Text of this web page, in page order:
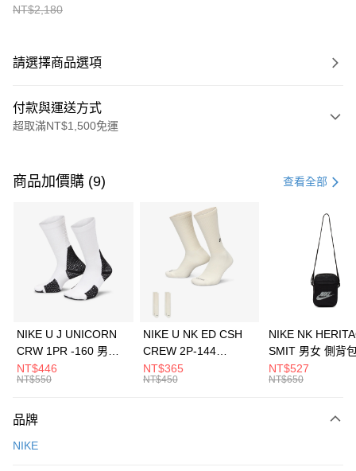
NT$2,180
請選擇商品選項
付款與運送方式
超取滿NT$1,500免運
信用卡一次付款
3 期 0 利率 每期 21家銀行
合作金庫商業銀行
第一商業銀行
華南商業銀行
彰化商業銀行
上海商業儲蓄銀行
元大商業銀行
台灣樂天信用卡公司
Apple Pay
全盈+PAY
AFTEE先享後付
【關於「AFTEE先享後付」】
便利好安心！
運送方式
商品加價購 (9) 查看全部
NIKE U J UNICORN
CRW 1PR -160 男女
中統襪 FZ3393100
NT$446
NT$550
NIKE U NK ED CSH
CREW 2P-144
EMBRDY 男女 短統襪
FZ3073133
NT$365
NT$450
NIKE NK
SMIT 男女 側背
BA5871010
NT$527
NT$650
品牌
NIKE